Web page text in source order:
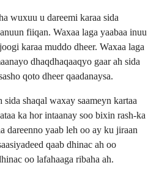
wuxuu u dareemi karaa sida
fiiqan. Waxaa laga yaabaa inuu
karaa muddo dheer. Waxaa laga
dhaqdhaqaaqyo gaar ah sida
qoto dheer qaadanaysa.
shaqal waxay saameyn kartaa
ka hor intaanay soo bixin rash-ka
dareenno yaab leh oo ay ku jiraan
qaab dhinac ah oo
oo lafahaaga ribaha ah.